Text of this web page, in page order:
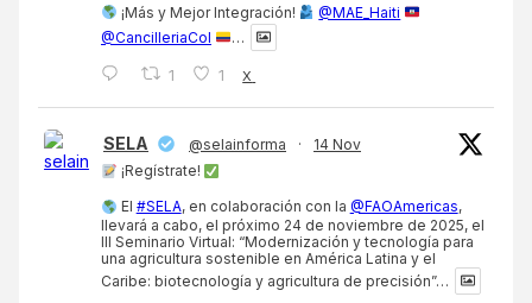
¡Más y Mejor Integración!
@MAE_Haiti
@CancilleriaCol
…
1 1 X
SELA @selainforma ·
14 Nov
¡Regístrate!
El #SELA, en colaboración con la @FAOAmericas,
llevará a cabo, el próximo 24 de noviembre de 2025, el
III Seminario Virtual: “Modernización y tecnología para
una agricultura sostenible en América Latina y el
Caribe: biotecnología y agricultura de precisión”…